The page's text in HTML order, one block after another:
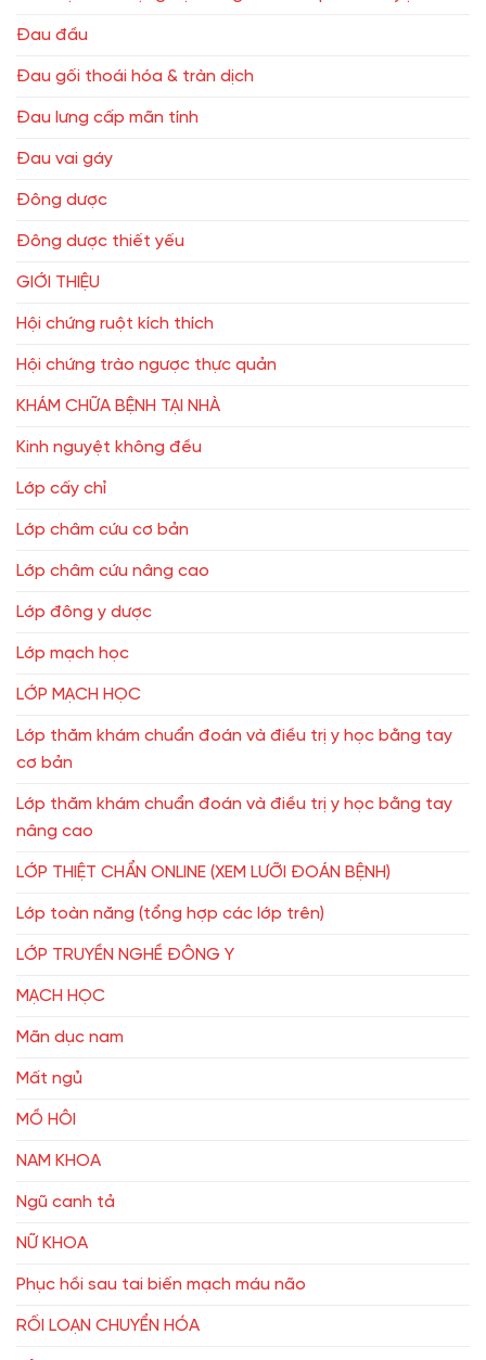
Đau đầu
Đau gối thoái hóa & tràn dịch
Đau lưng cấp mãn tính
Đau vai gáy
Đông dược
Đông dược thiết yếu
GIỚI THIỆU
Hội chứng ruột kích thích
Hội chứng trào ngược thực quản
KHÁM CHỮA BỆNH TẠI NHÀ
Kinh nguyệt không đều
Lớp cấy chỉ
Lớp châm cứu cơ bản
Lớp châm cứu nâng cao
Lớp đông y dược
Lớp mạch học
LỚP MẠCH HỌC
Lớp thăm khám chuẩn đoán và điều trị y học bằng tay
cơ bản
Lớp thăm khám chuẩn đoán và điều trị y học bằng tay
nâng cao
LỚP THIỆT CHẨN ONLINE (XEM LƯỠI ĐOÁN BỆNH)
Lớp toàn năng (tổng hợp các lớp trên)
LỚP TRUYỀN NGHỀ ĐÔNG Y
MẠCH HỌC
Mãn dục nam
Mất ngủ
MỒ HÔI
NAM KHOA
Ngũ canh tả
NỮ KHOA
Phục hồi sau tai biến mạch máu não
RỐI LOẠN CHUYỂN HÓA